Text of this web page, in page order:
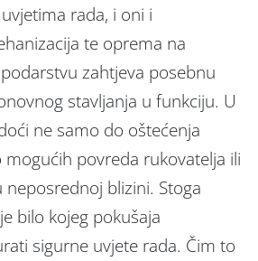
rada, i oni i
te oprema na
zahtjeva posebnu
stavljanja u funkciju. U
ne samo do oštećenja
povreda rukovatelja ili
blizini. Stoga
bilo kojeg pokušaja
sigurne uvjete rada. Čim to